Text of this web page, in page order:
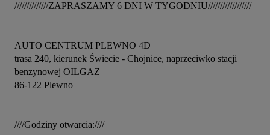
//////////////ZAPRASZAMY 6 DNI W TYGODNIU//////////////////
AUTO CENTRUM PLEWNO 4D
trasa 240, kierunek Świecie - Chojnice, naprzeciwko stacji
benzynowej OILGAZ
86-122 Plewno
////Godziny otwarcia:////